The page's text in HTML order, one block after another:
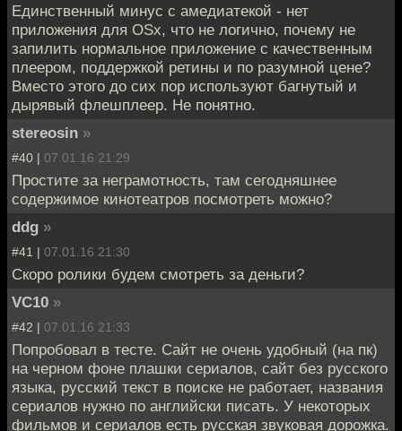
Единственный минус с амедиатекой - нет
приложения для OSx, что не логично, почему не
запилить нормальное приложение с качественным
плеером, поддержкой ретины и по разумной цене?
Вместо этого до сих пор используют багнутый и
дырявый флешплеер. Не понятно.
stereosin »
#40 | 07.01.16 21:29
Простите за неграмотность, там сегодняшнее
содержимое кинотеатров посмотреть можно?
ddg »
#41 | 07.01.16 21:30
Скоро ролики будем смотреть за деньги?
VC10 »
#42 | 07.01.16 21:33
Попробовал в тесте. Сайт не очень удобный (на пк)
на черном фоне плашки сериалов, сайт без русского
языка, русский текст в поиске не работает, названия
сериалов нужно по английски писать. У некоторых
фильмов и сериалов есть русская звуковая дорожка.